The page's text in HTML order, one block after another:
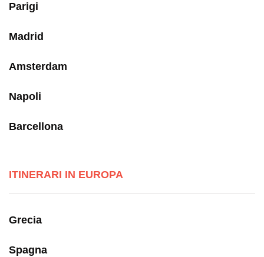
Parigi
Madrid
Amsterdam
Napoli
Barcellona
ITINERARI IN EUROPA
Grecia
Spagna